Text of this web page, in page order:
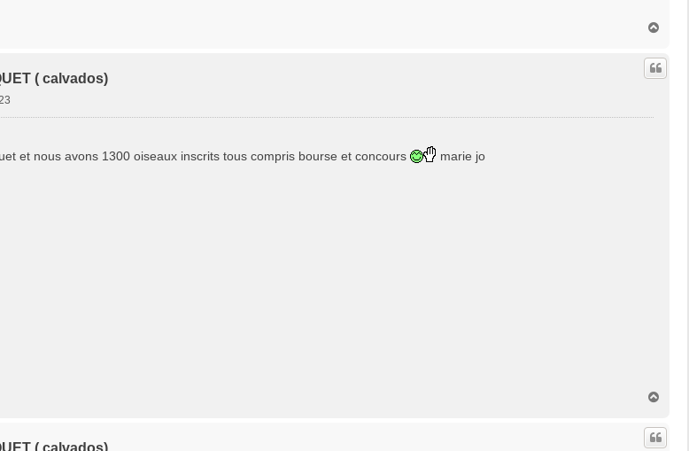
u
( calvados)
et nous avons 1300 oiseaux inscrits tous compris bourse et concours
marie jo
u
( calvados)